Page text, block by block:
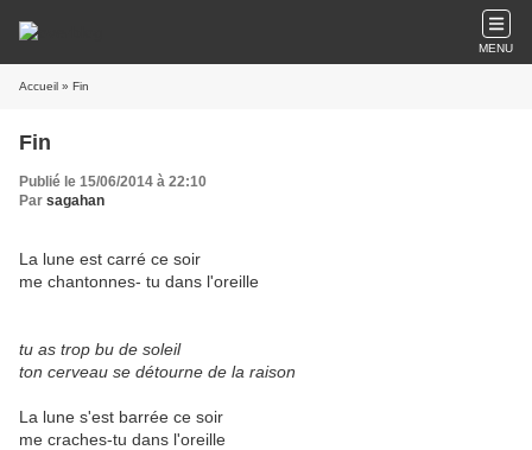
MENU
Accueil » Fin
Fin
Publié le 15/06/2014 à 22:10
Par sagahan
La lune est carré ce soir
me chantonnes- tu dans l'oreille
tu as trop bu de soleil
ton cerveau se détourne de la raison
La lune s'est barrée ce soir
me craches-tu dans l'oreille